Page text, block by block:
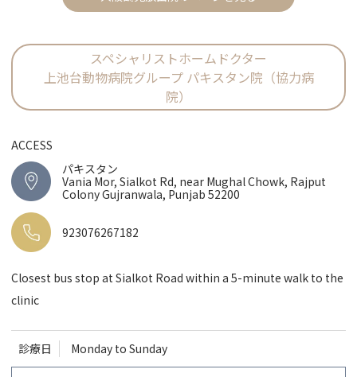
スペシャリストホームドクター
上池台動物病院グループ パキスタン院（協力病
院）
ACCESS
パキスタン
Vania Mor, Sialkot Rd, near Mughal Chowk, Rajput
Colony Gujranwala, Punjab 52200
923076267182
Closest bus stop at Sialkot Road within a 5-minute walk to the
clinic
診療日 Monday to Sunday